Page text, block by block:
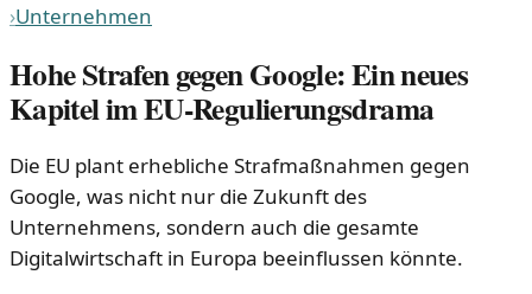
›Unternehmen
Hohe Strafen gegen Google: Ein neues
Kapitel im EU-Regulierungsdrama
Die EU plant erhebliche Strafmaßnahmen gegen
Google, was nicht nur die Zukunft des
Unternehmens, sondern auch die gesamte
Digitalwirtschaft in Europa beeinflussen könnte.